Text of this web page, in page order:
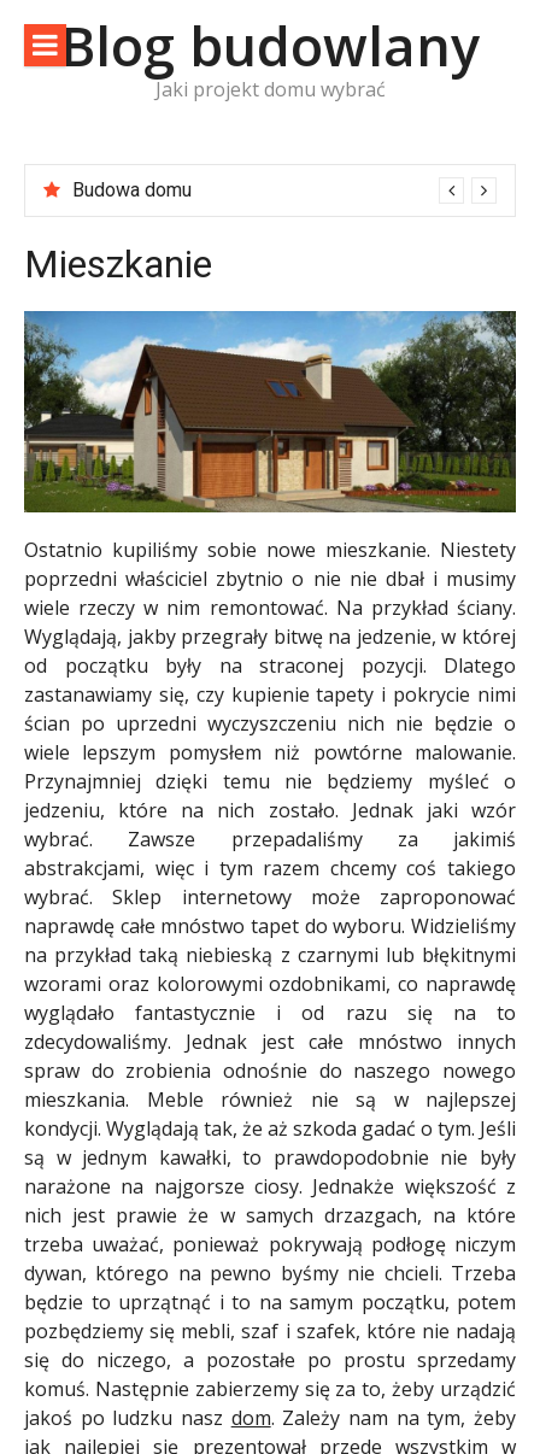
contentBlog budowlany
Jaki projekt domu wybrać
Budowa domu
Mieszkanie
Ostatnio kupiliśmy sobie nowe mieszkanie. Niestety
poprzedni właściciel zbytnio o nie nie dbał i musimy
wiele rzeczy w nim remontować. Na przykład ściany.
Wyglądają, jakby przegrały bitwę na jedzenie, w której
od początku były na straconej pozycji. Dlatego
zastanawiamy się, czy kupienie tapety i pokrycie nimi
ścian po uprzedni wyczyszczeniu nich nie będzie o
wiele lepszym pomysłem niż powtórne malowanie.
Przynajmniej dzięki temu nie będziemy myśleć o
jedzeniu, które na nich zostało. Jednak jaki wzór
wybrać. Zawsze przepadaliśmy za jakimiś
abstrakcjami, więc i tym razem chcemy coś takiego
wybrać. Sklep internetowy może zaproponować
naprawdę całe mnóstwo tapet do wyboru. Widzieliśmy
na przykład taką niebieską z czarnymi lub błękitnymi
wzorami oraz kolorowymi ozdobnikami, co naprawdę
wyglądało fantastycznie i od razu się na to
zdecydowaliśmy. Jednak jest całe mnóstwo innych
spraw do zrobienia odnośnie do naszego nowego
mieszkania. Meble również nie są w najlepszej
kondycji. Wyglądają tak, że aż szkoda gadać o tym. Jeśli
są w jednym kawałki, to prawdopodobnie nie były
narażone na najgorsze ciosy. Jednakże większość z
nich jest prawie że w samych drzazgach, na które
trzeba uważać, ponieważ pokrywają podłogę niczym
dywan, którego na pewno byśmy nie chcieli. Trzeba
będzie to uprzątnąć i to na samym początku, potem
pozbędziemy się mebli, szaf i szafek, które nie nadają
się do niczego, a pozostałe po prostu sprzedamy
komuś. Następnie zabierzemy się za to, żeby urządzić
jakoś po ludzku nasz dom. Zależy nam na tym, żeby
jak najlepiej się prezentował przede wszystkim w